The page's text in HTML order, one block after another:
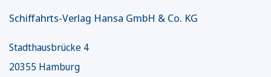
Schiffahrts-Verlag Hansa GmbH & Co. KG
Stadthausbrücke 4
20355 Hamburg